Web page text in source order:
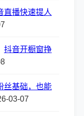
直播快速提人
抖音开橱窗挣
丝基础，也能
03-07